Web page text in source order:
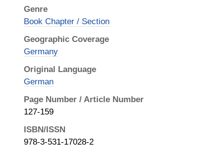
Genre
Book Chapter / Section
Geographic Coverage
Germany
Original Language
German
Page Number / Article Number
127-159
ISBN/ISSN
978-3-531-17028-2